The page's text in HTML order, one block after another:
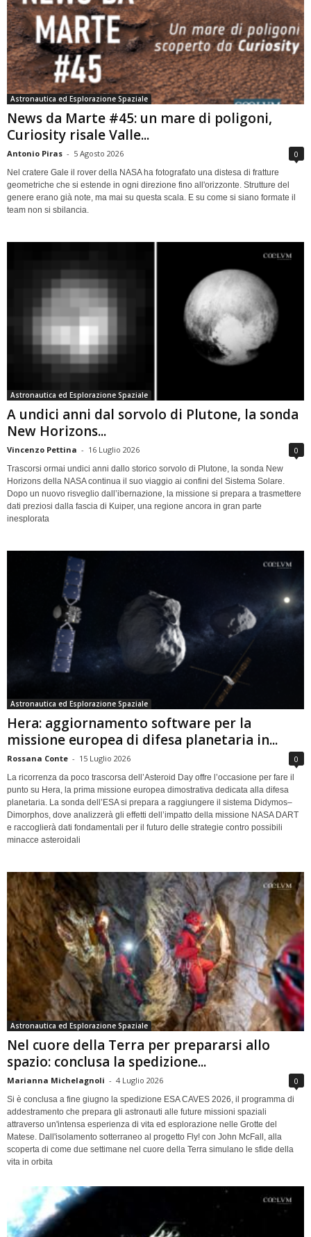
Astronautica ed Esplorazione Spaziale
News da Marte #45: un mare di poligoni,
Curiosity risale Valle...
Antonio Piras - 5 Agosto 2026 0
Nel cratere Gale il rover della NASA ha fotografato una distesa di fratture
geometriche che si estende in ogni direzione fino all'orizzonte. Strutture del
genere erano già note, ma mai su questa scala. E su come si siano formate il
team non si sbilancia.
Astronautica ed Esplorazione Spaziale
A undici anni dal sorvolo di Plutone, la sonda
New Horizons...
Vincenzo Pettina - 16 Luglio 2026 0
Trascorsi ormai undici anni dallo storico sorvolo di Plutone, la sonda New
Horizons della NASA continua il suo viaggio ai confini del Sistema Solare.
Dopo un nuovo risveglio dall’ibernazione, la missione si prepara a trasmettere
dati preziosi dalla fascia di Kuiper, una regione ancora in gran parte
inesplorata
Astronautica ed Esplorazione Spaziale
Hera: aggiornamento software per la
missione europea di difesa planetaria in...
Rossana Conte - 15 Luglio 2026 0
La ricorrenza da poco trascorsa dell’Asteroid Day offre l’occasione per fare il
punto su Hera, la prima missione europea dimostrativa dedicata alla difesa
planetaria. La sonda dell’ESA si prepara a raggiungere il sistema Didymos–
Dimorphos, dove analizzerà gli effetti dell’impatto della missione NASA DART
e raccoglierà dati fondamentali per il futuro delle strategie contro possibili
minacce asteroidali
Astronautica ed Esplorazione Spaziale
Nel cuore della Terra per prepararsi allo
spazio: conclusa la spedizione...
Marianna Michelagnoli - 4 Luglio 2026 0
Si è conclusa a fine giugno la spedizione ESA CAVES 2026, il programma di
addestramento che prepara gli astronauti alle future missioni spaziali
attraverso un'intensa esperienza di vita ed esplorazione nelle Grotte del
Matese. Dall'isolamento sotterraneo al progetto Fly! con John McFall, alla
scoperta di come due settimane nel cuore della Terra simulano le sfide della
vita in orbita